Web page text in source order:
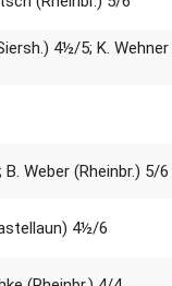
4½/5; K. Wehner
Weber (Rheinbr.) 5/6
4½/6